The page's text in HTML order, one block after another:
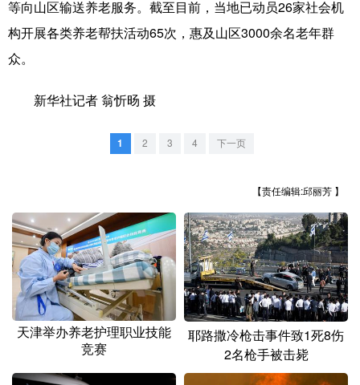
安徽 福建
广东 广西 海南 重庆
四川 贵州 云南 西藏
陕西 甘肃 青海 宁夏
新疆 内蒙古 黑龙江
多语种频道
等向山区输送养老服务。截至目前，当地已动员26家社会机
构开展各类养老帮扶活动65次，惠及山区3000余名老年群
众。
新华社记者 翁忻旸 摄
1 2 3 4 下一页
【责任编辑:邱丽芳 】
天津举办养老护理职业技能
竞赛
耶路撒冷枪击事件致1死8伤
2名枪手被击毙